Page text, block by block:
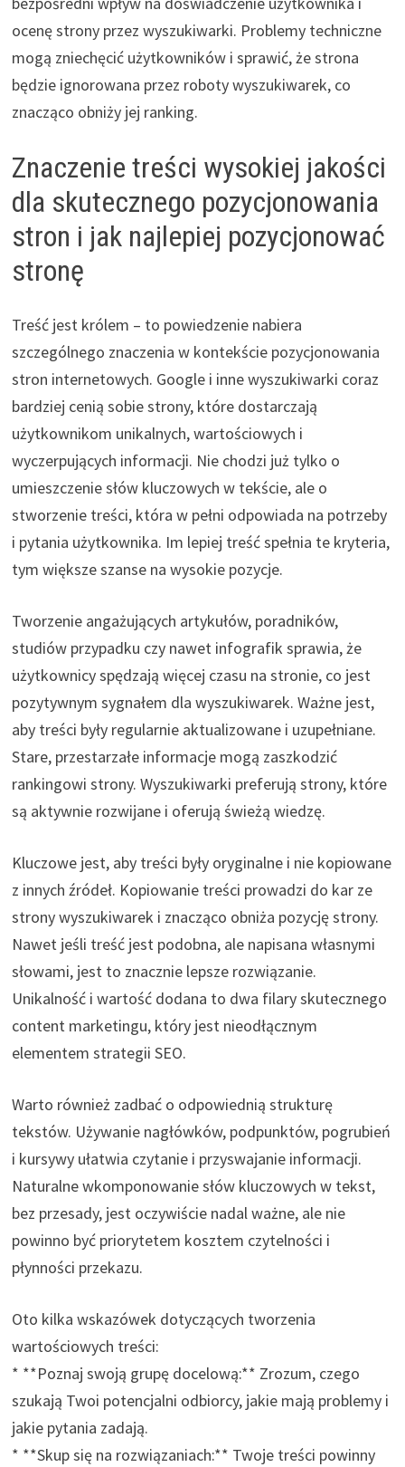
ocenę strony przez wyszukiwarki. Problemy techniczne
mogą zniechęcić użytkowników i sprawić, że strona
będzie ignorowana przez roboty wyszukiwarek, co
znacząco obniży jej ranking.
Znaczenie treści wysokiej jakości
dla skutecznego pozycjonowania
stron i jak najlepiej pozycjonować
stronę
Treść jest królem – to powiedzenie nabiera
szczególnego znaczenia w kontekście pozycjonowania
stron internetowych. Google i inne wyszukiwarki coraz
bardziej cenią sobie strony, które dostarczają
użytkownikom unikalnych, wartościowych i
wyczerpujących informacji. Nie chodzi już tylko o
umieszczenie słów kluczowych w tekście, ale o
stworzenie treści, która w pełni odpowiada na potrzeby
i pytania użytkownika. Im lepiej treść spełnia te kryteria,
tym większe szanse na wysokie pozycje.
Tworzenie angażujących artykułów, poradników,
studiów przypadku czy nawet infografik sprawia, że
użytkownicy spędzają więcej czasu na stronie, co jest
pozytywnym sygnałem dla wyszukiwarek. Ważne jest,
aby treści były regularnie aktualizowane i uzupełniane.
Stare, przestarzałe informacje mogą zaszkodzić
rankingowi strony. Wyszukiwarki preferują strony, które
są aktywnie rozwijane i oferują świeżą wiedzę.
Kluczowe jest, aby treści były oryginalne i nie kopiowane
z innych źródeł. Kopiowanie treści prowadzi do kar ze
strony wyszukiwarek i znacząco obniża pozycję strony.
Nawet jeśli treść jest podobna, ale napisana własnymi
słowami, jest to znacznie lepsze rozwiązanie.
Unikalność i wartość dodana to dwa filary skutecznego
content marketingu, który jest nieodłącznym
elementem strategii SEO.
Warto również zadbać o odpowiednią strukturę
tekstów. Używanie nagłówków, podpunktów, pogrubień
i kursywy ułatwia czytanie i przyswajanie informacji.
Naturalne wkomponowanie słów kluczowych w tekst,
bez przesady, jest oczywiście nadal ważne, ale nie
powinno być priorytetem kosztem czytelności i
płynności przekazu.
Oto kilka wskazówek dotyczących tworzenia
wartościowych treści:
* **Poznaj swoją grupę docelową:** Zrozum, czego
szukają Twoi potencjalni odbiorcy, jakie mają problemy i
jakie pytania zadają.
* **Skup się na rozwiązaniach:** Twoje treści powinny